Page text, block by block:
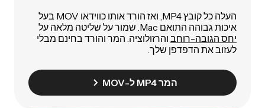
העלה כל קובץ MP4, ואז הורד אותו כווידאו MOV בעל
איכות גבוהה התואם Mac. שמור על שליטה מלאה על
יחס הגובה-רוחב והרזולוציה. המר והורד בחינם מבלי
לעזוב את הדפדפן שלך.
המר MP4 ל-MOV